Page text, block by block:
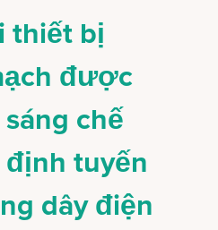
thiết bị
được
chế
tuyến
dây điện